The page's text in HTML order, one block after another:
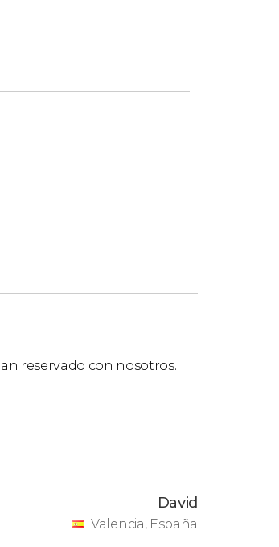
reservado con nosotros.
David
Valencia, España